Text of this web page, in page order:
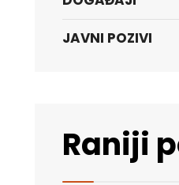
JAVNI POZIVI
Raniji